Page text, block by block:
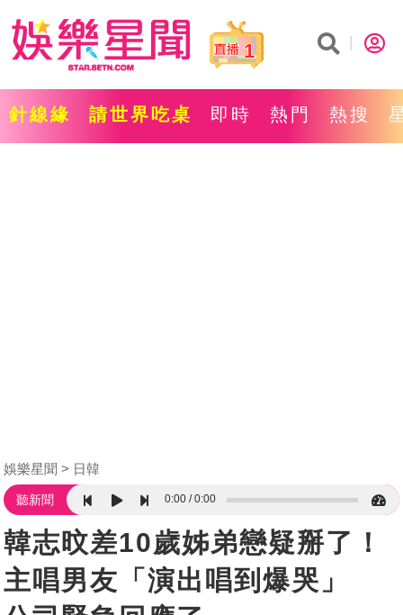
1
針線緣 請世界吃桌 即時 熱門 熱搜
娛樂星聞 日韓
聽新聞 0:00 0:00
韓志旼差10歲姊弟戀疑掰了！
主唱男友「演出唱到爆哭」